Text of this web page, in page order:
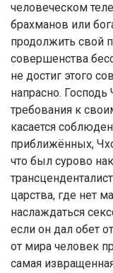
человеческом
брахманов или
продолжить свой
совершенства
не достиг этого
напрасно.
требования к
касается
приближённых,
что был сурово
царства, где нет
наслаждаться
если он дал обет
от мира человек
самая